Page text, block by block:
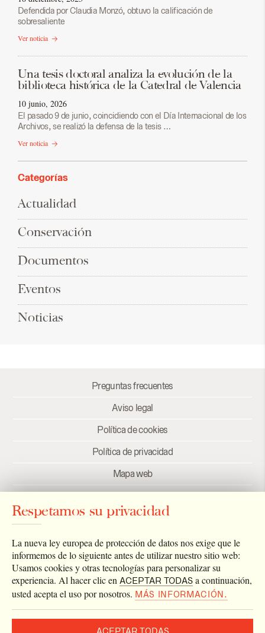
Defendida por Claudia Monzó, obtuvo la calificación de
sobresaliente
Ver noticia
Una tesis doctoral analiza la evolución de la
biblioteca histórica de la Catedral de Valencia
10 junio, 2026
El pasado 9 de junio, coincidiendo con el Día Internacional de los
Archivos, se realizó la defensa de la tesis …
Ver noticia
Categorías
Actualidad
Conservación
Documentos
Eventos
Noticias
Preguntas frecuentes
Aviso legal
Política de cookies
Política de privacidad
Mapa web
Enlaces
Newsletter
Respetamos su privacidad
La nueva ley europea de protección de datos nos exige que le
informemos de lo siguiente antes de utilizar nuestro sitio web:
Usamos cookies y otras tecnologías para personalizar su
experiencia. Al hacer clic en ACEPTAR TODAS a continuación,
usted acepta el uso por nosotros. MÁS INFORMACIÓN.